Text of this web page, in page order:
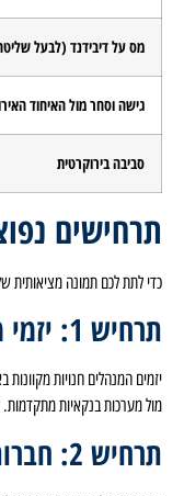
מס על דיבידנד (לבעל
גישה וסחר מול האיחוד
סביבה בירוקרטית
תרחישים
כדי לתת לכם תמונה מציאותית
תרחיש 1: יזמי מסחר אלקטרוני (E-commerce) ונוודים דיגיטליים
יזמים המנהלים חנויות
מול מערכות בנקאיות
תרחיש 2: חברות הייטק וסטארט-אפים בשלבי צמיחה